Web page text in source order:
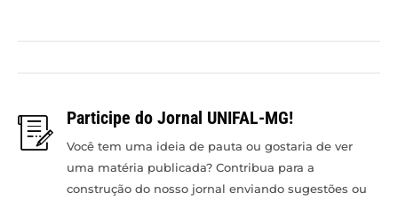
Participe do Jornal UNIFAL-MG!
Você tem uma ideia de pauta ou gostaria de ver
uma matéria publicada? Contribua para a
construção do nosso jornal enviando sugestões ou